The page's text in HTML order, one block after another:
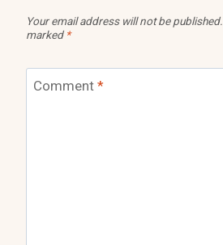
Your email address will not be published.
marked *
Comment *